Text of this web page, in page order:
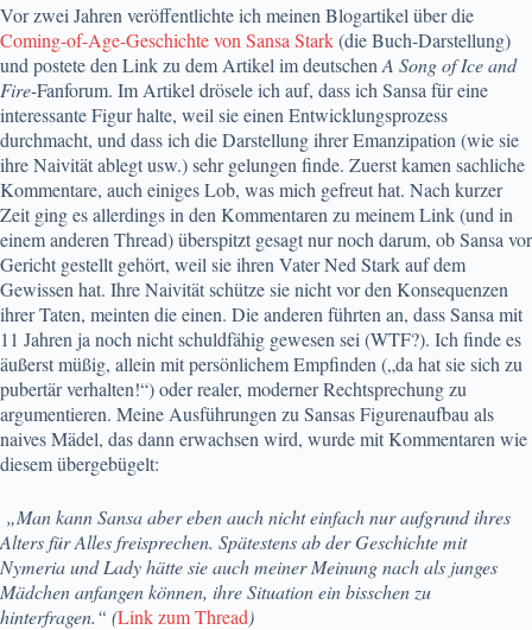
Vor zwei Jahren veröffentlichte ich meinen Blogartikel über die
Coming-of-Age-Geschichte von Sansa Stark(die Buch-Darstellung)
und postete den Link zu dem Artikel im deutschen A Song of Ice and
Fire-Fanforum. Im Artikel drösele ich auf, dass ich Sansa für eine
interessante Figur halte, weil sie einen Entwicklungsprozess
durchmacht, und dass ich die Darstellung ihrer Emanzipation (wie sie
ihre Naivität ablegt usw.) sehr gelungen finde. Zuerst kamen sachliche
Kommentare, auch einiges Lob, was mich gefreut hat. Nach kurzer
Zeit ging es allerdings in den Kommentaren zu meinem Link (und in
einem anderen Thread) überspitzt gesagt nur noch darum, ob Sansa vor
Gericht gestellt gehört, weil sie ihren Vater Ned Stark auf dem
Gewissen hat. Ihre Naivität schütze sie nicht vor den Konsequenzen
ihrer Taten, meinten die einen. Die anderen führten an, dass Sansa mit
11 Jahren ja noch nicht schuldfähig gewesen sei (WTF?). Ich finde es
äußerst müßig, allein mit persönlichem Empfinden („da hat sie sich zu
pubertär verhalten!“) oder realer, moderner Rechtsprechung zu
argumentieren. Meine Ausführungen zu Sansas Figurenaufbau als
naives Mädel, das dann erwachsen wird, wurde mit Kommentaren wie
diesem übergebügelt:
„Man kann Sansa aber eben auch nicht einfach nur aufgrund ihres
Alters für Alles freisprechen. Spätestens ab der Geschichte mit
Nymeria und Lady hätte sie auch meiner Meinung nach als junges
Mädchen anfangen können, ihre Situation ein bisschen zu
hinterfragen.“ (Link zum Thread)